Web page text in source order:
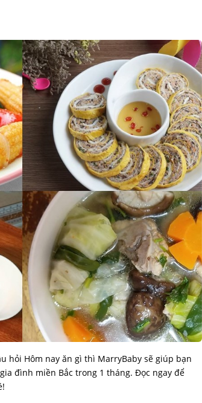
hỏi Hôm nay ăn gì thì MarryBaby sẽ giúp bạn
đình miền Bắc trong 1 tháng. Đọc ngay để